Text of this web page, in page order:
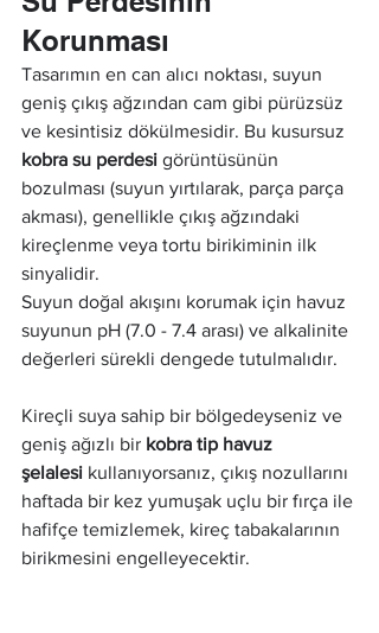
Korunması
Tasarımın en can alıcı noktası, suyun
geniş çıkış ağzından cam gibi pürüzsüz
ve kesintisiz dökülmesidir. Bu kusursuz
kobra su perdesi görüntüsünün
bozulması (suyun yırtılarak, parça parça
akması), genellikle çıkış ağzındaki
kireçlenme veya tortu birikiminin ilk
sinyalidir.
Suyun doğal akışını korumak için havuz
suyunun pH (7.0 - 7.4 arası) ve alkalinite
değerleri sürekli dengede tutulmalıdır.
Kireçli suya sahip bir bölgedeyseniz ve
geniş ağızlı bir kobra tip havuz
şelalesi kullanıyorsanız, çıkış nozullarını
haftada bir kez yumuşak uçlu bir fırça ile
hafifçe temizlemek, kireç tabakalarının
birikmesini engelleyecektir.